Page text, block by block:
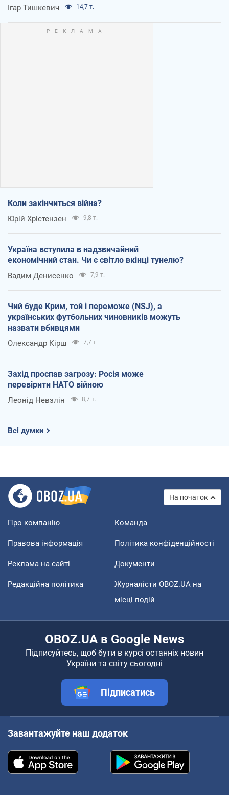
Ігар Тишкевич 14,7 т.
Коли закінчиться війна?
Юрій Хрістензен 9,8 т.
Україна вступила в надзвичайний
економічний стан. Чи є світло вкінці тунелю?
Вадим Денисенко 7,9 т.
Чий буде Крим, той і переможе (NSJ), а
українських футбольних чиновників можуть
назвати вбивцями
Олександр Кірш 7,7 т.
Захід проспав загрозу: Росія може
перевірити НАТО війною
Леонід Невзлін 8,7 т.
Всі думки
На початок
Про компанію Команда
Правова інформація Політика конфіденційності
Реклама на сайті Документи
Редакційна політика
Журналісти OBOZ.UA на
місці подій
OBOZ.UA в Google News
Підписуйтесь, щоб бути в курсі останніх новин
України та світу сьогодні
Підписатись
Завантажуйте наш додаток